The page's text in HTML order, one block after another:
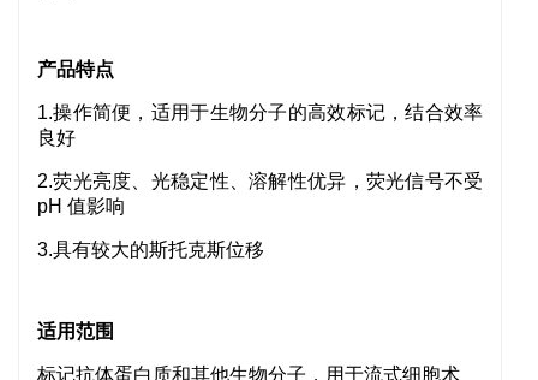
产品特点
1.操作简便，适用于生物分子的高效标记，结合效率
良好
2.荧光亮度、光稳定性、溶解性优异，荧光信号不受
pH 值影响
3.具有较大的斯托克斯位移
适用范围
标记抗体蛋白质和其他生物分子，用于流式细胞术